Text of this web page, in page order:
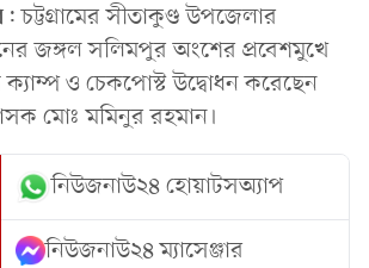
: চট্টগ্রামের সীতাকুণ্ড উপজেলার
জঙ্গল সলিমপুর অংশের প্রবেশমুখে
ক্যাম্প ও চেকপোস্ট উদ্বোধন করেছেন
মোঃ মমিনুর রহমান।
নিউজনাউ২৪ হোয়াটসঅ্যাপ
নিউজনাউ২৪ ম্যাসেঞ্জার